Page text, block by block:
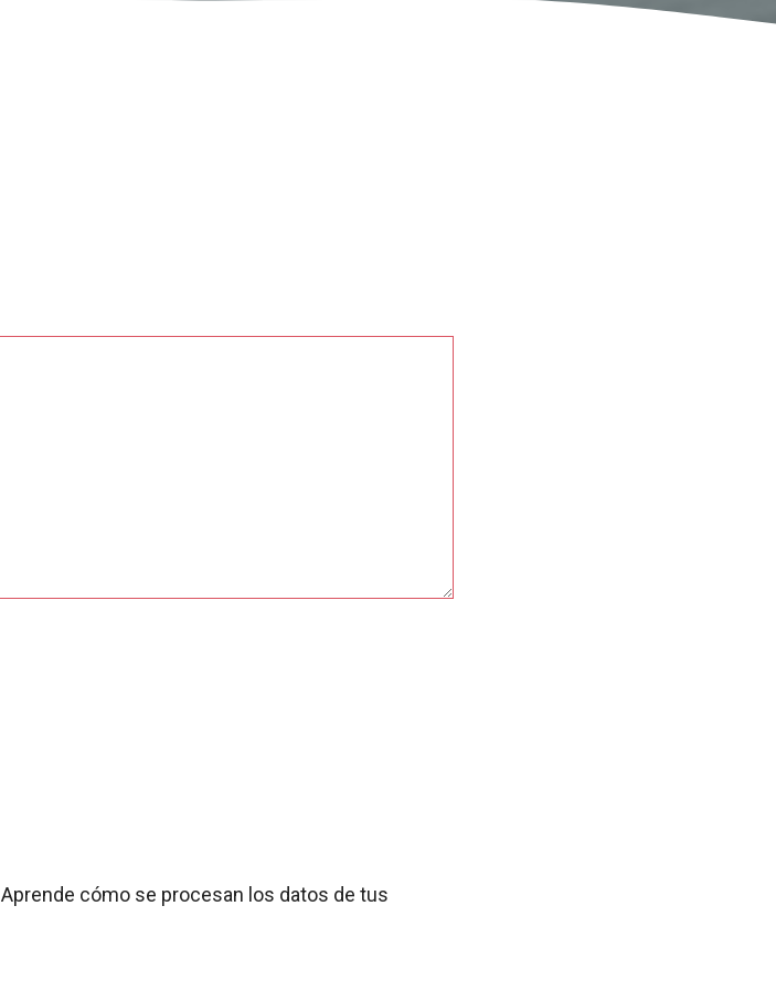
Aprende cómo se procesan los datos de tus